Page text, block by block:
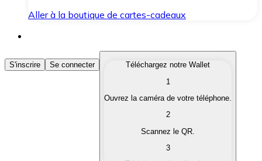
Aller à la boutique de cartes-cadeaux
Acheter des Cryptomonnaies
Achetez les cryptomonnaies qui vous intéressent
Convertissez vos cryptomonnaies en monnaie
S'inscrire Se connecter
Téléchargez notre Wallet
1
Ouvrez la caméra de votre téléphone.
2
Scannez le QR.
3